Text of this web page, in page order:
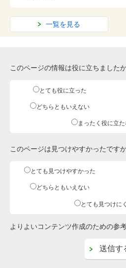
一覧を見る
このページの情報は役に立ちました
とても役に立った
どちらともいえない
まったく役に立
このページは見つけやすかったです
とても見つけやすかった
どちらともいえない
とても見つけに
よりよいコンテンツ作成のための参